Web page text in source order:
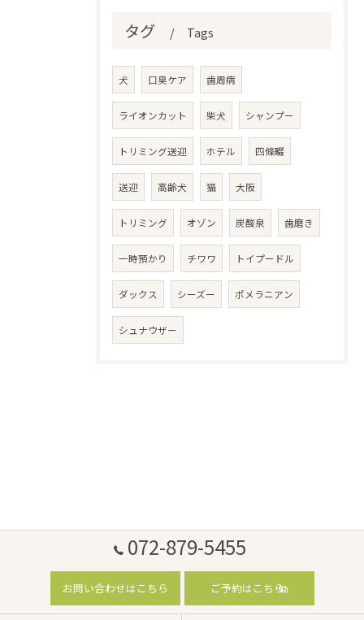
タグ Tags
犬 口臭ケア 歯周病
ライオンカット 柴犬 シャンプー
トリミング送迎 ホテル 四條畷
送迎 高齢犬 猫 大阪
トリミング オゾン 炭酸泉 歯磨き
一時預かり チワワ トイプードル
ダックス シーズー ポメラニアン
シュナウザー
072-879-5455
お問い合わせはこちら ご予約はこちら